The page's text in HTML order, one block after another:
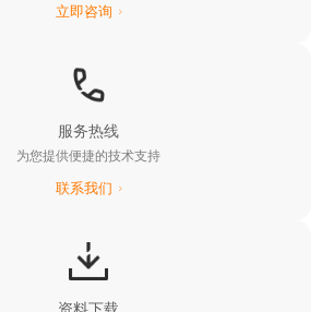
立即咨询
服务热线
为您提供便捷的技术支持
联系我们
资料下载
阳光新能源业务网站
阳光电动力业务网站
阳光云平台